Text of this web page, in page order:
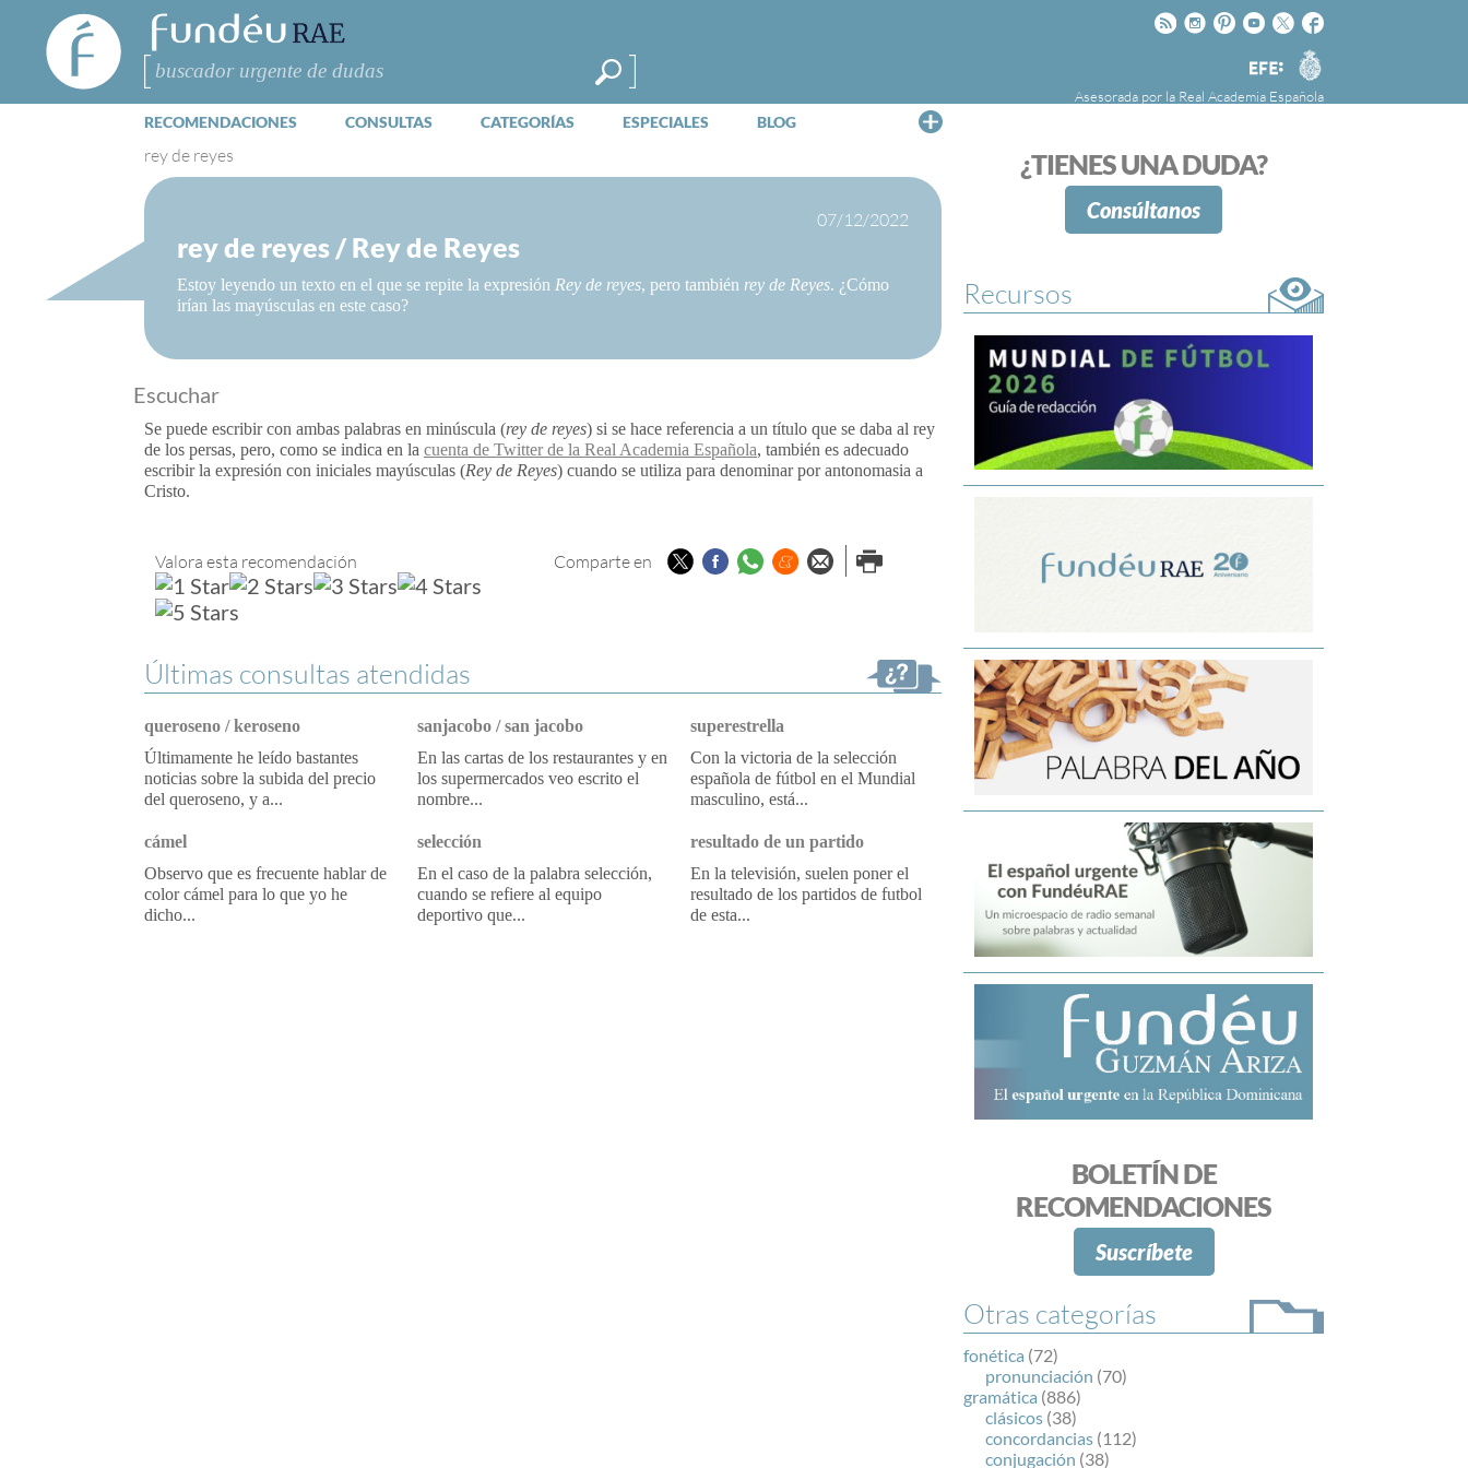
FundéuRAE
- Fundación
del Español
Urgente
Buscar
Facebook
Twitter
Youtube
Pinteres
Instagram
Rss
Agencia
EFE
Asesorada por la Real Academia Española
RECOMENDACIONES CONSULTAS CATEGORÍAS ESPECIALES BLOG
FundéuRAE es una fundación patrocinada por
la Agencia Efe y la Real Academia Española,
cuyo objetivo es colaborar con el buen uso del
¿TIENES UNA DUDA?
Consúltanos
rey de reyes
07/12/2022
rey de reyes / Rey de Reyes
Estoy leyendo un texto en el que se repite la expresión Rey de reyes, pero también rey de Reyes. ¿Cómo
irían las mayúsculas en este caso?
Escuchar
Se puede escribir con ambas palabras en minúscula (rey de reyes) si se hace referencia a un título que se daba al rey
de los persas, pero, como se indica en la cuenta de Twitter de la Real Academia Española, también es adecuado
escribir la expresión con iniciales mayúsculas (Rey de Reyes) cuando se utiliza para denominar por antonomasia a
Cristo.
Valora esta recomendación Comparte en TwitterFacebook
Whatsapp
Menéame
Enviar porImprimir
Últimas consultas atendidas
queroseno / keroseno
Últimamente he leído bastantes
noticias sobre la subida del precio
del queroseno, y a...
sanjacobo / san jacobo
En las cartas de los restaurantes y en
los supermercados veo escrito el
nombre...
superestrella
Con la victoria de la selección
española de fútbol en el Mundial
masculino, está...
cámel
Observo que es frecuente hablar de
color cámel para lo que yo he
dicho...
selección
En el caso de la palabra selección,
cuando se refiere al equipo
deportivo que...
resultado de un partido
En la televisión, suelen poner el
resultado de los partidos de futbol
de esta...
Recursos
BOLETÍN DE
RECOMENDACIONES
Suscríbete
Otras categorías
fonética (72)
pronunciación (70)
gramática (886)
clásicos (38)
concordancias (112)
conjugación (38)